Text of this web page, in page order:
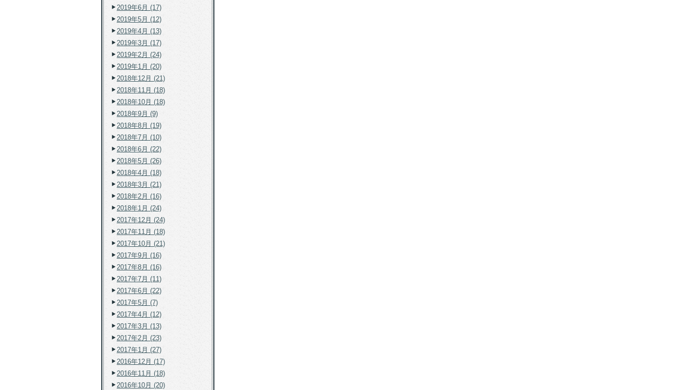
2019年6月 (17)
2019年5月 (12)
2019年4月 (13)
2019年3月 (17)
2019年2月 (24)
2019年1月 (20)
2018年12月 (21)
2018年11月 (18)
2018年10月 (18)
2018年9月 (9)
2018年8月 (19)
2018年7月 (10)
2018年6月 (22)
2018年5月 (26)
2018年4月 (18)
2018年3月 (21)
2018年2月 (16)
2018年1月 (24)
2017年12月 (24)
2017年11月 (18)
2017年10月 (21)
2017年9月 (16)
2017年8月 (16)
2017年7月 (11)
2017年6月 (22)
2017年5月 (7)
2017年4月 (12)
2017年3月 (13)
2017年2月 (23)
2017年1月 (27)
2016年12月 (17)
2016年11月 (18)
2016年10月 (20)